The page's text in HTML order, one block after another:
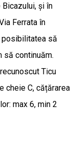
și în
Ferrata în
posibilitatea să
să continuăm.
Ticu
cheie C, cățărarea
max 6, min 2